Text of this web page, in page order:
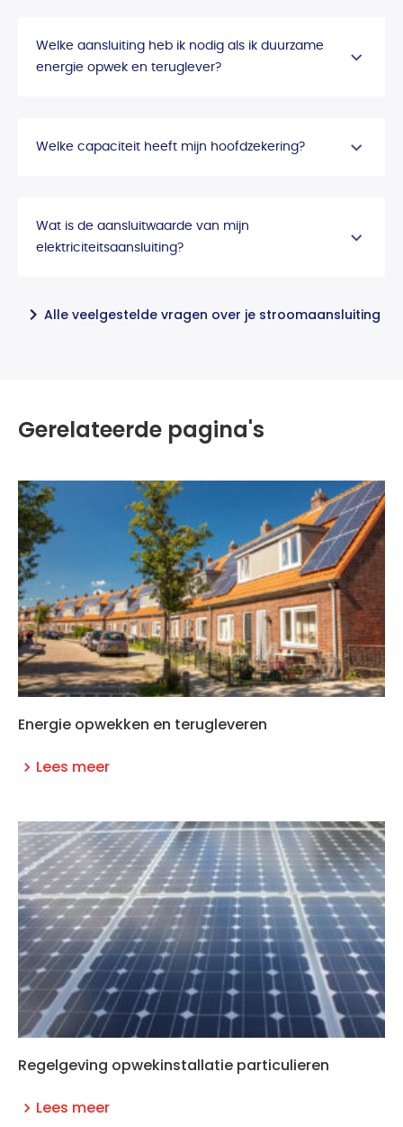
Welke aansluiting heb ik nodig als ik duurzame
energie opwek en teruglever?
Welke capaciteit heeft mijn hoofdzekering?
Wat is de aansluitwaarde van mijn
elektriciteitsaansluiting?
Alle veelgestelde vragen over je stroomaansluiting
Gerelateerde pagina's
Energie opwekken en terugleveren
Lees meer
Regelgeving opwekinstallatie particulieren
Lees meer